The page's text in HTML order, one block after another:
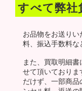
すべて弊社
お品物をお送り
料、振込手数料な
また、買取明細
せて頂いておりま
だけず、一部商